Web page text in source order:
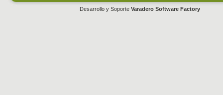
Desarrollo y Soporte Varadero Software Factory